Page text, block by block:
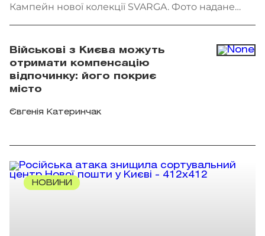
Кампейн нової колекції SVARGA. Фото надане
Військові з Києва можуть
отримати компенсацію
відпочинку: його покриє
місто
Євгенія Катеринчак
НОВИНИ